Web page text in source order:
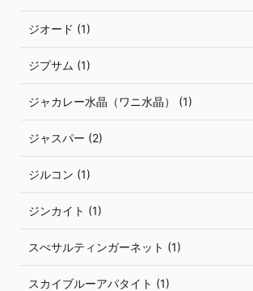
ジオード (1)
ジプサム (1)
ジャカレー水晶（ワニ水晶） (1)
ジャスパー (2)
ジルコン (1)
ジンカイト (1)
スぺサルティンガーネット (1)
スカイブルーアパタイト (1)